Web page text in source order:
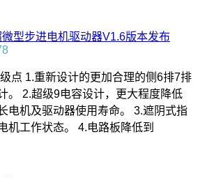
型步进电机驱动器V1.6版本发布
点 1.重新设计的更加合理的侧6排7排
。 2.超级9电容设计，更大程度降低
电机及驱动器使用寿命。 3.遮阴式指
机工作状态。 4.电路板降低到